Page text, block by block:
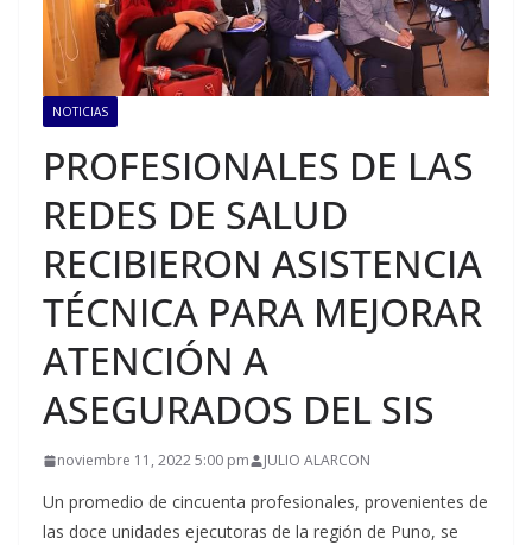
NOTICIAS
PROFESIONALES DE LAS
REDES DE SALUD
RECIBIERON ASISTENCIA
TÉCNICA PARA MEJORAR
ATENCIÓN A
ASEGURADOS DEL SIS
noviembre 11, 2022 5:00 pm JULIO ALARCON
Un promedio de cincuenta profesionales, provenientes de
las doce unidades ejecutoras de la región de Puno, se